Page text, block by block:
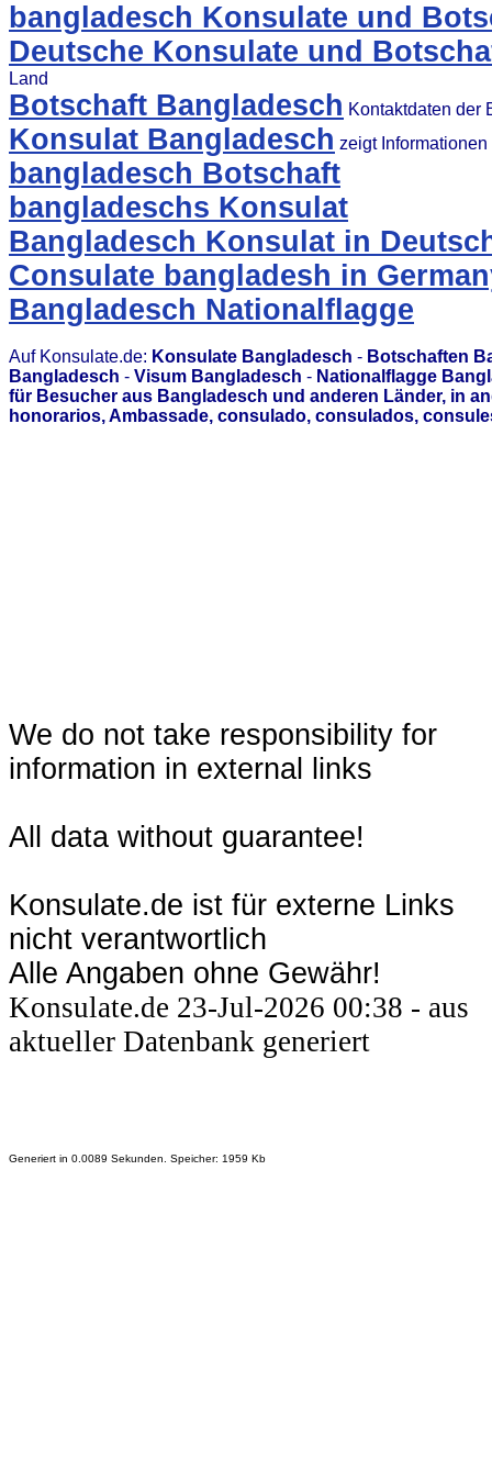
bangladesch Konsulate und
Deutsche Konsulate und
Land
Botschaft Bangladesch Kontaktdaten der
Konsulat Bangladesch zeigt
bangladesch Botschaft
bangladeschs Konsulat
Bangladesch Konsulat in
Consulate bangladesh in
Bangladesch Nationalflagge
Auf Konsulate.de: Konsulate Bangladesch - Botschaften
Bangladesch - Visum Bangladesch - Nationalflagge
für Besucher aus Bangladesch und anderen Länder, in
honorarios, Ambassade, consulado, consulados,
We do not take responsibility for
information in external links
All data without guarantee!
Konsulate.de ist für externe Links
nicht verantwortlich
Alle Angaben ohne Gewähr!
Konsulate.de 23-Jul-2026 00:38 - aus
aktueller Datenbank generiert
Generiert in 0.0089 Sekunden. Speicher: 1959 Kb